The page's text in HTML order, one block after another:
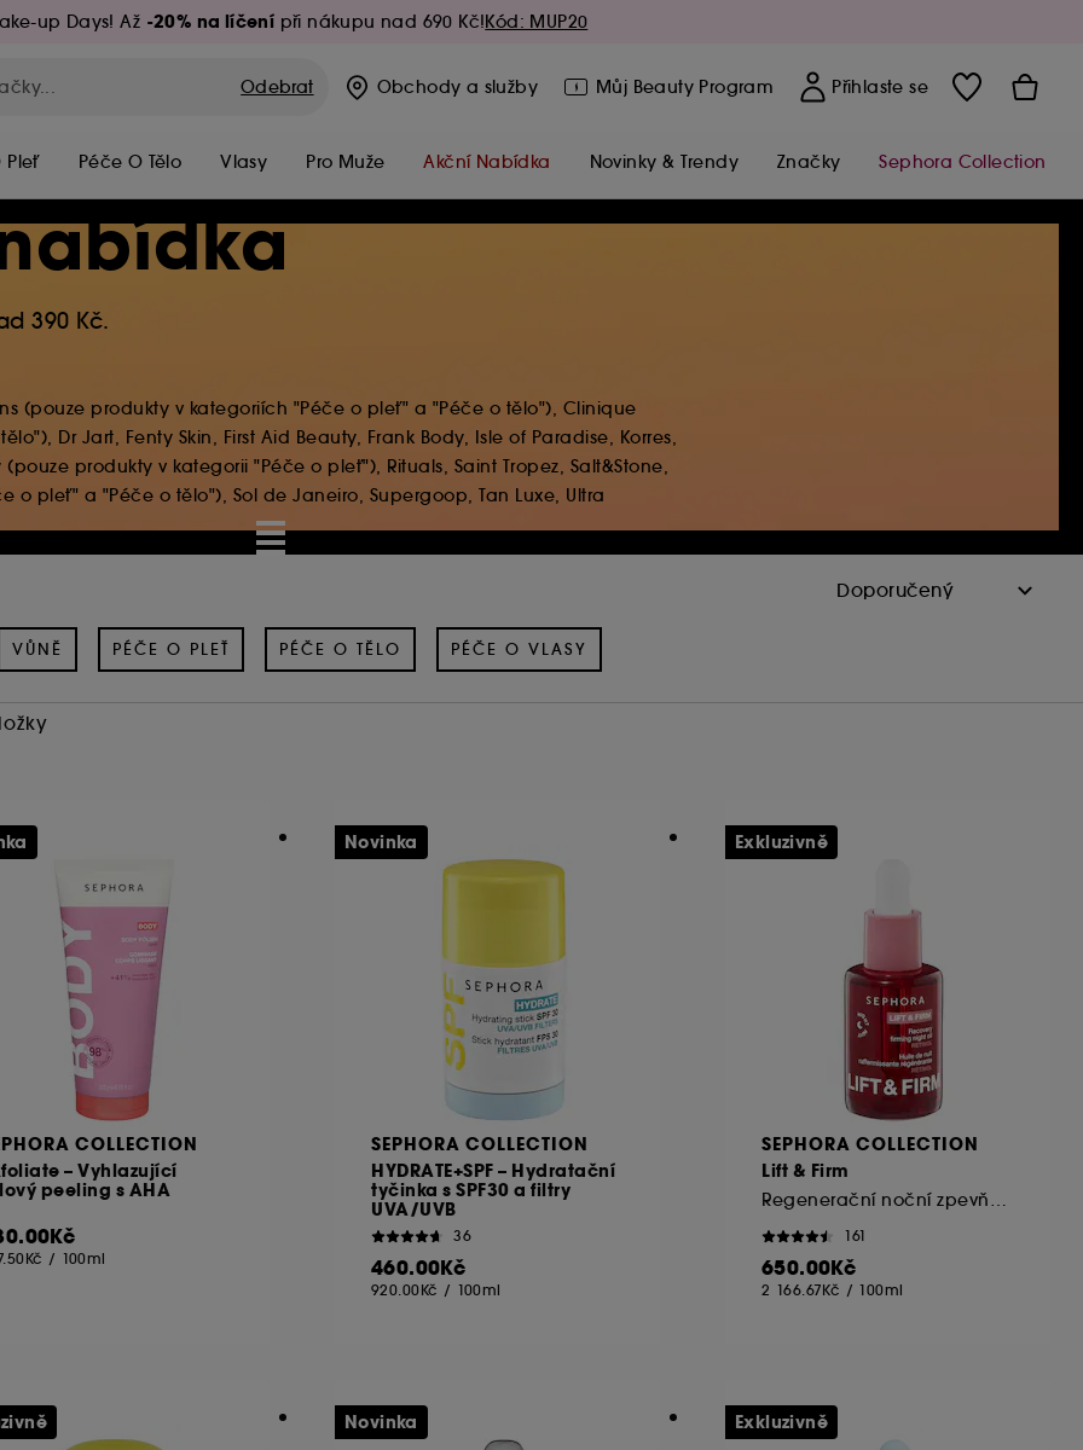
up Days! Až -20% na líčení při nákupu nad 690 Kč!Kód: MUP20
Odebrat Obchody a služby Můj Beauty Program Přihlaste se
Pleť Péče O Tělo Vlasy Pro Muže Akční Nabídka Novinky & Trendy Značky Sephora Collection
390 Kč.
(pouze produkty v kategoriích "Péče o pleť" a "Péče o tělo"), Clinique
Dr Jart, Fenty Skin, First Aid Beauty, Frank Body, Isle of Paradise, Korres,
produkty v kategorii "Péče o pleť"), Rituals, Saint Tropez, Salt&Stone,
pleť" a "Péče o tělo"), Sol de Janeiro, Supergoop, Tan Luxe, Ultra
VŮNĚ PÉČE O PLEŤ PÉČE O TĚLO PÉČE O VLASY
COLLECTION
– Vyhlazující
peeling s AHA
/ 100ml
SEPHORA COLLECTION
HYDRATE+SPF – Hydratační
tyčinka s SPF30 a filtry
UVA/UVB
36
460.00Kč
920.00Kč / 100ml
Novinka
SEPHORA COLLECTION
Lift & Firm
161
650.00Kč
2 166.67Kč / 100ml
Exkluzivně
Novinka Exkluzivně